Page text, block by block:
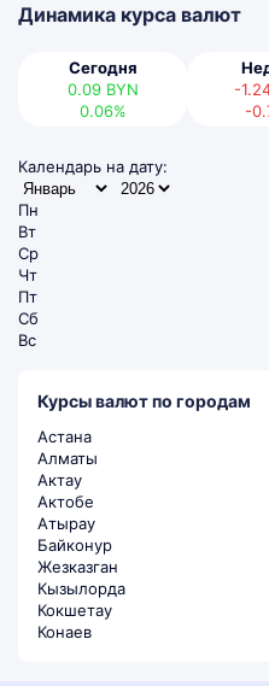
Динамика курса валют
Сегодня
0.09 BYN
0.06%
-
-
Календарь на дату:
Пн
Вт
Ср
Чт
Пт
Сб
Вс
Курсы валют по городам
Астана
Алматы
Актау
Актобе
Атырау
Байконур
Жезказган
Кызылорда
Кокшетау
Конаев